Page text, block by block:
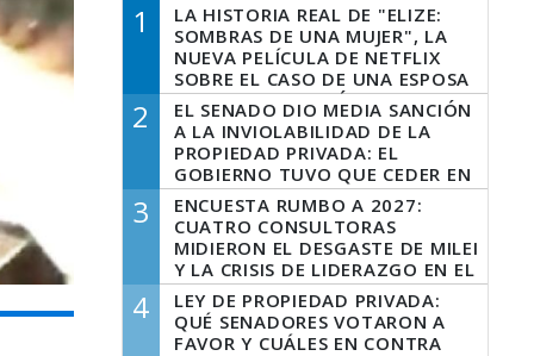
1
LA HISTORIA REAL DE "ELIZE:
SOMBRAS DE UNA MUJER", LA
NUEVA PELÍCULA DE NETFLIX
SOBRE EL CASO DE UNA ESPOSA
QUE DESCUARTIZÓ A SU
MARIDO
2
EL SENADO DIO MEDIA SANCIÓN
A LA INVIOLABILIDAD DE LA
PROPIEDAD PRIVADA: EL
GOBIERNO TUVO QUE CEDER EN
LA LEY DEL MANEJO DEL FUEGO
3
ENCUESTA RUMBO A 2027:
CUATRO CONSULTORAS
MIDIERON EL DESGASTE DE MILEI
Y LA CRISIS DE LIDERAZGO EN EL
PERONISMO
4
LEY DE PROPIEDAD PRIVADA:
QUÉ SENADORES VOTARON A
FAVOR Y CUÁLES EN CONTRA